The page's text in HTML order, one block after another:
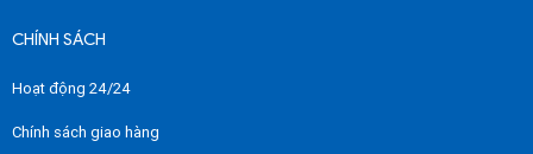
CHÍNH SÁCH
Hoạt động 24/24
Chính sách giao hàng